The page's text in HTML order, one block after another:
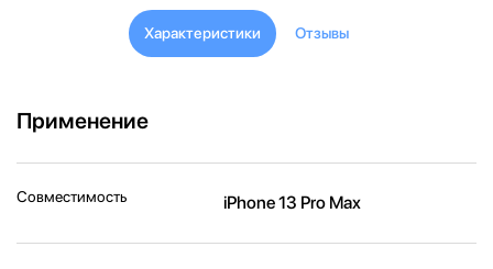
Характеристики Отзывы
Применение
Совместимость iPhone 13 Pro Max